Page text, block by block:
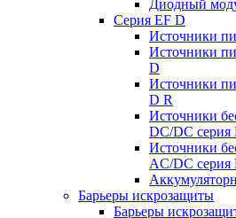
Диодный
Серия EF D
Источники
Источники
D
Источники
D R
Источники
DC/DC серия
Источники
AC/DC серия
Барьеры искрозащиты
Барьеры